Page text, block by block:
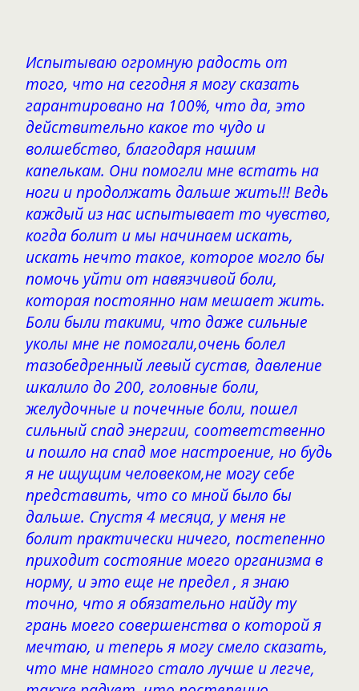
Испытываю огромную радость от
того, что на сегодня я могу сказать
гарантировано на 100%, что да, это
действительно какое то чудо и
волшебство, благодаря нашим
капелькам. Они помогли мне встать на
ноги и продолжать дальше жить!!! Ведь
каждый из нас испытывает то чувство,
когда болит и мы начинаем искать,
искать нечто такое, которое могло бы
помочь уйти от навязчивой боли,
которая постоянно нам мешает жить.
Боли были такими, что даже сильные
уколы мне не помогали,очень болел
тазобедренный левый сустав, давление
шкалило до 200, головные боли,
желудочные и почечные боли, пошел
сильный спад энергии, соответственно
и пошло на спад мое настроение, но будь
я не ищущим человеком,не могу себе
представить, что со мной было бы
дальше. Спустя 4 месяца, у меня не
болит практически ничего, постепенно
приходит состояние моего организма в
норму, и это еще не предел , я знаю
точно, что я обязательно найду ту
грань моего совершенства о которой я
мечтаю, и теперь я могу смело сказать,
что мне намного стало лучше и легче,